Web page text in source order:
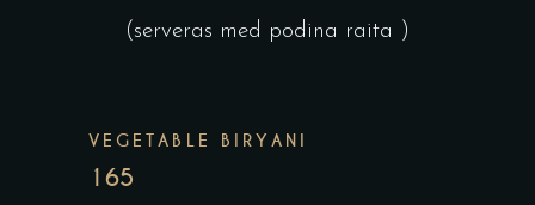
(serveras med podina raita )
VEGETABLE BIRYANI
165